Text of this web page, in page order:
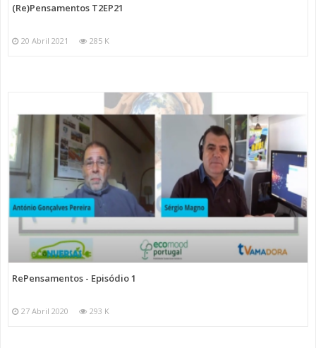
(Re)Pensamentos T2EP21
20 Abril 2021 285 K
RePensamentos - Episódio 1
27 Abril 2020 293 K